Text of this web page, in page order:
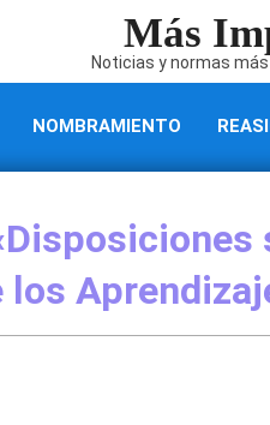
Más
Noticias y normas
NOMBRAMIENTO
los